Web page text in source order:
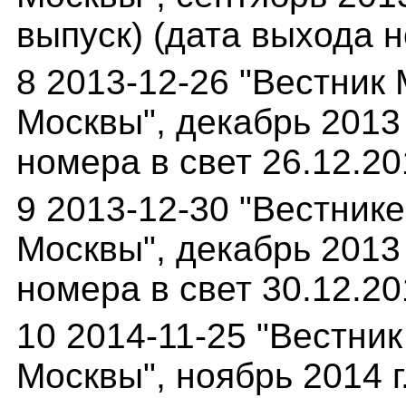
выпуск) (дата выхода
8 2013-12-26 "Вестник
Москвы", декабрь
номера в свет
9 2013-12-30
Москвы", декабрь
номера в свет
10 2014-11-25
Москвы", ноябрь 2014